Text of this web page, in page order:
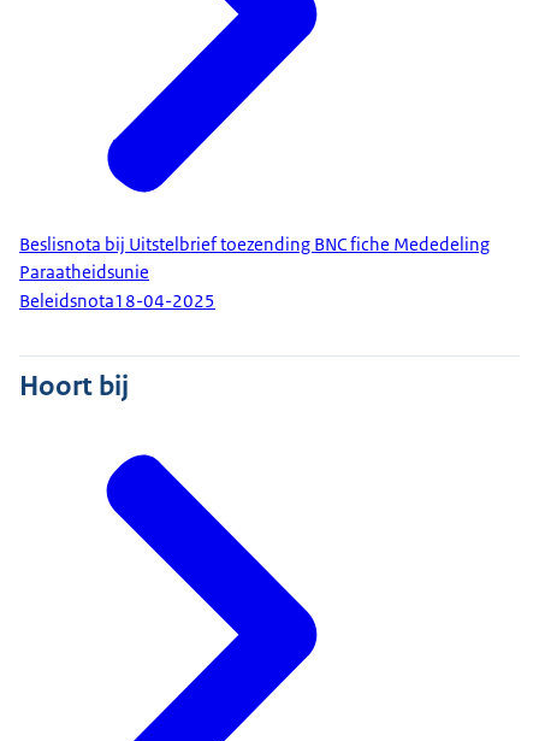
Beslisnota bij Uitstelbrief toezending BNC fiche Mededeling
Paraatheidsunie
Beleidsnota18-04-2025
Hoort bij